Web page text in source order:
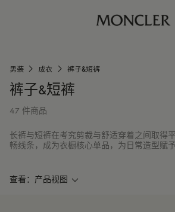
男装 成衣 裤子&短裤
裤子&短裤
47 件商品
长裤与短裤在考究剪裁与舒适穿着之间取得
畅线条，成为衣橱核心单品，为日常造型赋予
查看：产品视图